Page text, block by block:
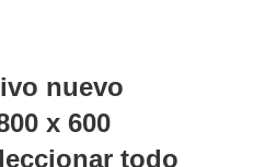
nuevo
x 600
todo